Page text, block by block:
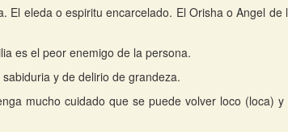
El eleda o espiritu encarcelado. El Orisha o Angel de
es el peor enemigo de la persona.
y de delirio de grandeza.
mucho cuidado que se puede volver loco (loca)